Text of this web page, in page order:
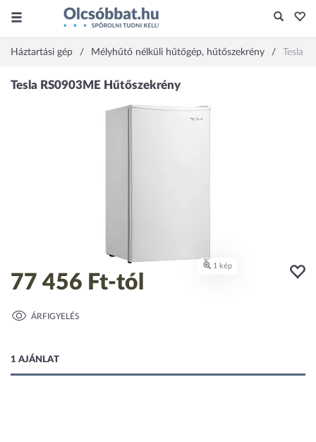
Háztartási gép Mélyhűtő nélküli hűtőgép, hűtőszekrény Tesla
77 456 Ft-tól
ÁRFIGYELÉS
1 AJÁNLAT